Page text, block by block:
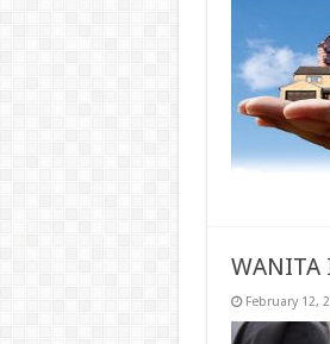
WANITA
February 12,